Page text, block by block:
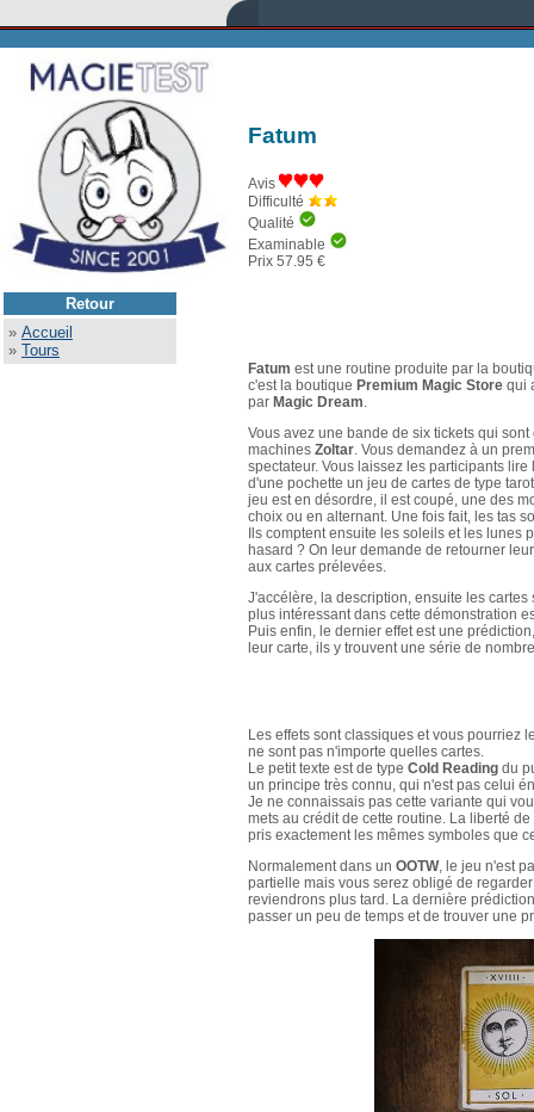
Retour
» Accueil
» Tours
Fatum
Avis
Difficulté
Qualité
Examinable
Prix 57.95 €
Fatum est une routine produite par la
c'est la boutique Premium Magic Store qui
par Magic Dream.
Vous avez une bande de six tickets qui
machines Zoltar. Vous demandez à un
spectateur. Vous laissez les participants
d'une pochette un jeu de cartes de type
jeu est en désordre, il est coupé, une des
choix ou en alternant. Une fois fait, les tas
Ils comptent ensuite les soleils et les
hasard ? On leur demande de retourner
aux cartes prélevées.
J'accélère, la description, ensuite les
plus intéressant dans cette démonstration
Puis enfin, le dernier effet est une
leur carte, ils y trouvent une série de
Les effets sont classiques et vous pourriez
ne sont pas n'importe quelles cartes.
Le petit texte est de type Cold Reading du
un principe très connu, qui n'est pas celui
Je ne connaissais pas cette variante qui
mets au crédit de cette routine. La liberté
pris exactement les mêmes symboles que
Normalement dans un OOTW, le jeu n'est
partielle mais vous serez obligé de
reviendrons plus tard. La dernière
passer un peu de temps et de trouver une